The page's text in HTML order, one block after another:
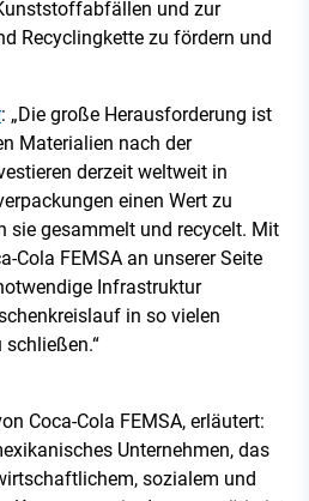
und zur
Recyclingkette zu fördern und
: „Die große Herausforderung ist
Materialien nach der
derzeit weltweit in
einen Wert zu
sie gesammelt und recycelt. Mit
Cola FEMSA an unserer Seite
Infrastruktur
in so vielen
Coca-Cola FEMSA, erläutert:
Unternehmen, das
sozialem und